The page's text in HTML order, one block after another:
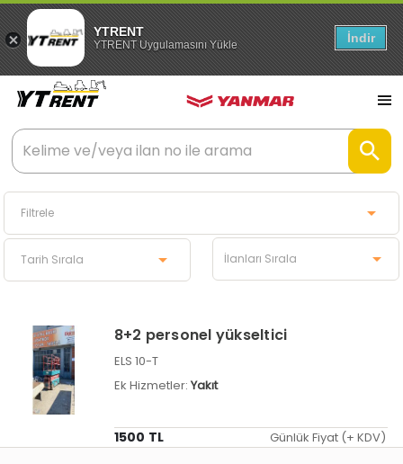
YTRENT
YTRENT Uygulamasını Yükle İndir
8+2 personel yükseltici
ELS 10-T
Ek Hizmetler: Yakıt
1500 TL Günlük Fiyat (+ KDV)